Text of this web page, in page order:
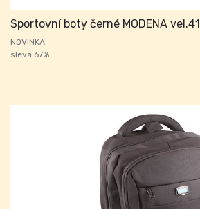
Sportovní boty černé MODENA vel.41
NOVINKA
sleva 67%